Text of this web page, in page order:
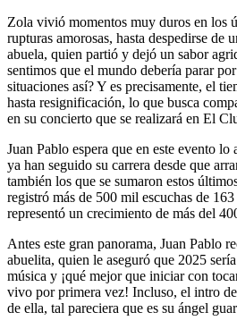
Zola vivió momentos muy duros en los
rupturas amorosas, hasta despedirse de
abuela, quien partió y dejó un sabor
sentimos que el mundo debería parar
situaciones así? Y es precisamente, el
hasta resignificación, lo que busca
en su concierto que se realizará en El
Juan Pablo espera que en este evento lo
ya han seguido su carrera desde que
también los que se sumaron estos
registró más de 500 mil escuchas de
representó un crecimiento de más del
Antes este gran panorama, Juan Pablo
abuelita, quien le aseguró que 2025
música y ¡qué mejor que iniciar con
vivo por primera vez! Incluso, el intro
de ella, tal pareciera que es su ángel